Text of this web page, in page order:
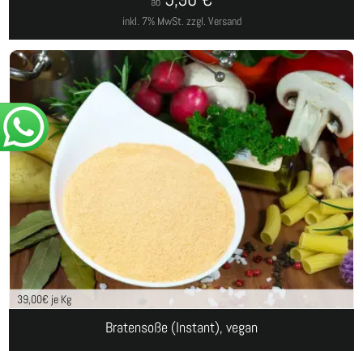
inkl. 7% MwSt. zzgl. Versand
39,00€ je Kg
Bratensoße (Instant), vegan